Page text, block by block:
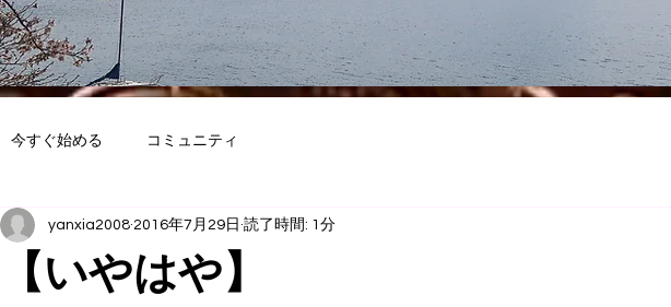
今すぐ始める コミュニティ
【いやはや】
yanxia2008 2016年7月29日 読了時間: 1分